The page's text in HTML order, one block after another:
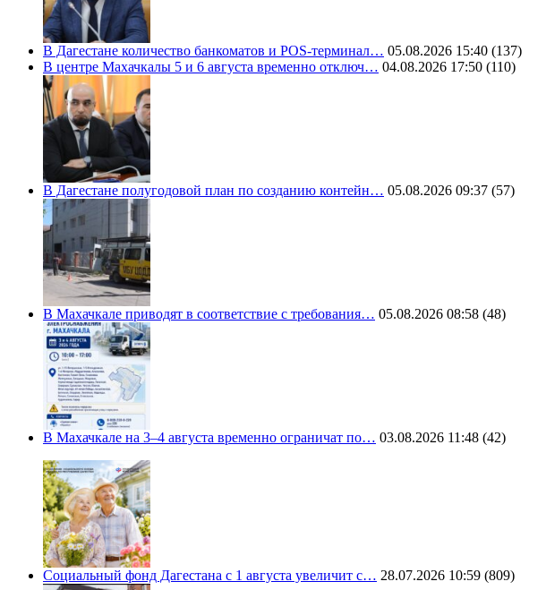
В Дагестане количество банкоматов и POS-терминал… 05.08.2026 15:40 (137)
В центре Махачкалы 5 и 6 августа временно отключ… 04.08.2026 17:50 (110)
В Дагестане полугодовой план по созданию контейн… 05.08.2026 09:37 (57)
В Махачкале приводят в соответствие с требования… 05.08.2026 08:58 (48)
В Махачкале на 3–4 августа временно ограничат по… 03.08.2026 11:48 (42)
Социальный фонд Дагестана с 1 августа увеличит с… 28.07.2026 10:59 (809)